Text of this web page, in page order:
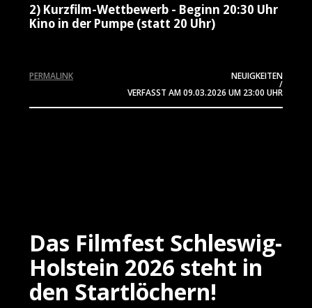
2) Kurzfilm-Wettbewerb - Beginn 20:30 Uhr
Kino in der Pumpe (statt 20 Uhr)
NEUIGKEITEN
/
VERFASST AM09.03.2026 UM 23:00 UHR
PERMALINK
Das Filmfest Schleswig-
Holstein 2026 steht in
den Startlöchern!